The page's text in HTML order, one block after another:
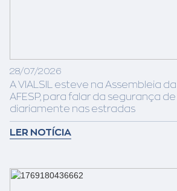
28/07/2026
A VIALSIL esteve na Assembleia
AFESP, para falar da segurança
diariamente nas estradas
LER NOTÍCIA